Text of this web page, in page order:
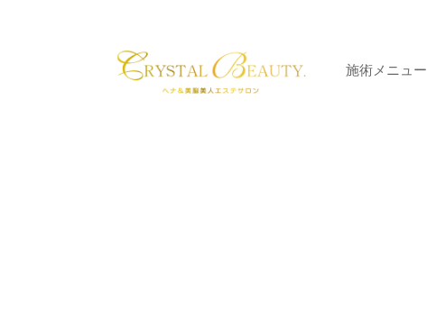
施術メニュー